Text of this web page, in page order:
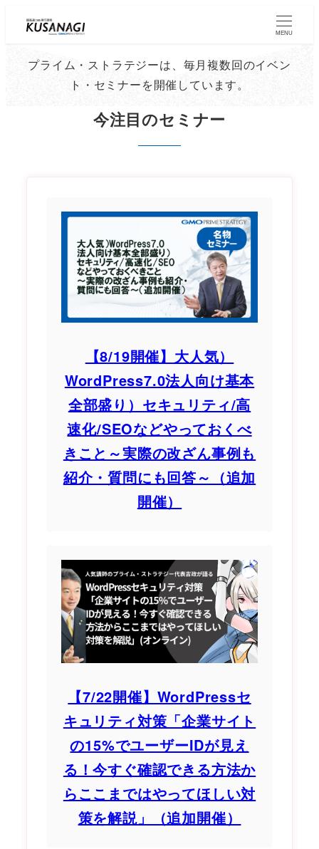
Skip
content
MENU
プライム・ストラテジーは、毎月複数回のイベン
ト・セミナーを開催しています。
今注目のセミナー
【8/19開催】大人気）
WordPress7.0法人向け基本
全部盛り）セキュリティ/高
速化/SEOなどやっておくべ
きこと～実際の改ざん事例も
紹介・質問にも回答～（追加
開催）
【7/22開催】WordPressセ
キュリティ対策「企業サイト
の15%でユーザーIDが見え
る！今すぐ確認できる方法か
らここまではやってほしい対
策を解説」（追加開催）